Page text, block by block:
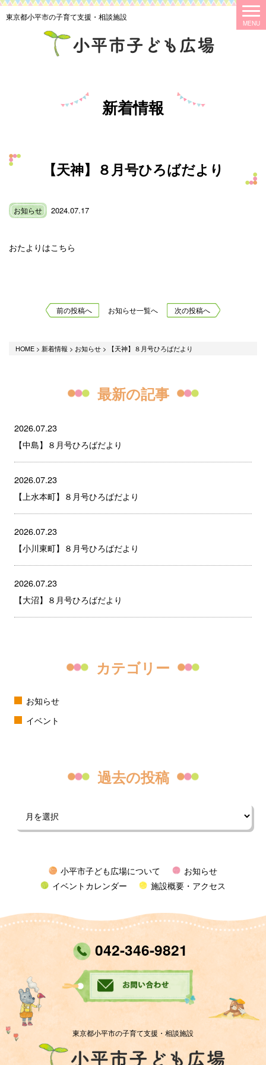
東京都小平市の子育て支援・相談施設
新着情報
【天神】８月号ひろばだより
お知らせ 2024.07.17
おたよりはこちら
前の投稿へ お知らせ一覧へ 次の投稿へ
HOME> 新着情報 > お知らせ> 【天神】８月号ひろばだより
最新の記事
2026.07.23
【中島】８月号ひろばだより
2026.07.23
【上水本町】８月号ひろばだより
2026.07.23
【小川東町】８月号ひろばだより
2026.07.23
【大沼】８月号ひろばだより
カテゴリー
お知らせ
イベント
過去の投稿
小平市子ども広場について
お知らせ
イベントカレンダー
施設概要・アクセス
042-346-9821
東京都小平市の子育て支援・相談施設